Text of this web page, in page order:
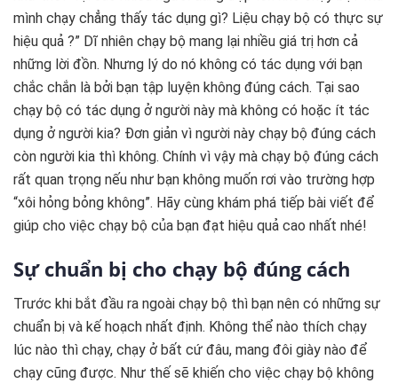
mình chạy chẳng thấy tác dụng gì? Liệu chạy bộ có thực sự
hiệu quả ?” Dĩ nhiên chạy bộ mang lại nhiều giá trị hơn cả
những lời đồn. Nhưng lý do nó không có tác dụng với bạn
chắc chắn là bởi bạn tập luyện không đúng cách. Tại sao
chạy bộ có tác dụng ở người này mà không có hoặc ít tác
dụng ở người kia? Đơn giản vì người này chạy bộ đúng cách
còn người kia thì không. Chính vì vậy mà chạy bộ đúng cách
rất quan trọng nếu như bạn không muốn rơi vào trường hợp
“xôi hỏng bỏng không”. Hãy cùng khám phá tiếp bài viết để
giúp cho việc chạy bộ của bạn đạt hiệu quả cao nhất nhé!
Sự chuẩn bị cho chạy bộ đúng cách
Trước khi bắt đầu ra ngoài chạy bộ thì bạn nên có những sự
chuẩn bị và kế hoạch nhất định. Không thể nào thích chạy
lúc nào thì chạy, chạy ở bất cứ đâu, mang đôi giày nào để
chạy cũng được. Như thế sẽ khiến cho việc chạy bộ không